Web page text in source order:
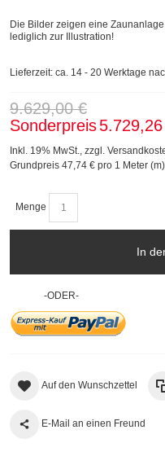
Die Bilder zeigen eine
lediglich zur Illustration!
Lieferzeit: ca. 14 - 20 Werktage
9.629,00 €
Sonderpreis
Inkl. 19% MwSt., zzgl.
Grundpreis 47,74 € pro 1 Meter (m)
Menge
In
-ODER-
Auf den Wunschzettel
E-Mail an einen Freund